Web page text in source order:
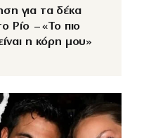
για τα δέκα
Ρίο – «Το πιο
η κόρη μου»